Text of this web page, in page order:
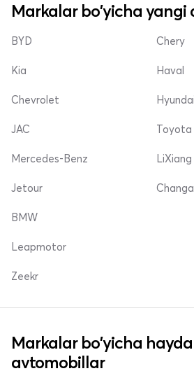
Markalar bo'yicha yangi
BYD
Kia
Chevrolet
Chery
Haval
Hyundai
JAC
Mercedes-Benz
Jetour
Toyota
LiXiang
BMW
Leapmotor
Zeekr
Markalar bo'yicha
avtomobillar